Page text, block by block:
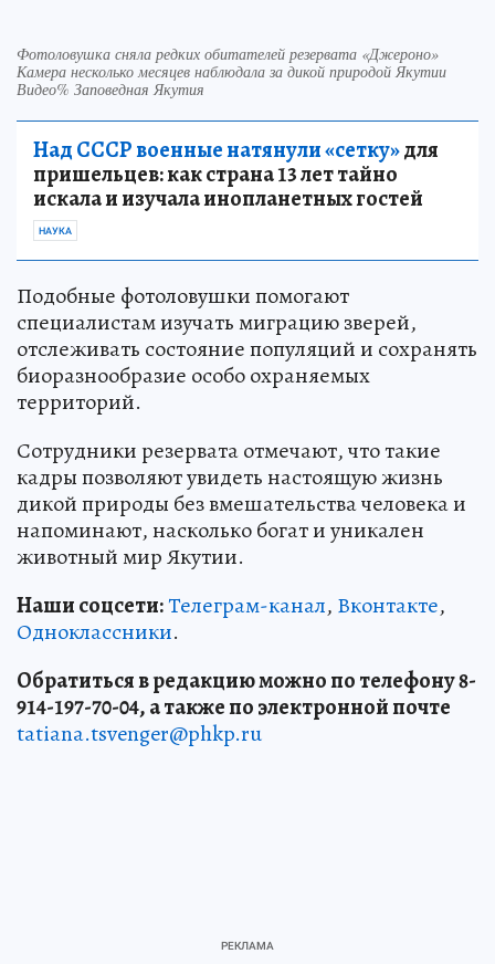
Фотоловушка сняла редких обитателей резервата «Джероно»
Камера несколько месяцев наблюдала за дикой природой Якутии
Видео% Заповедная Якутия
Над СССР военные натянули «сетку»для
пришельцев: как страна 13 лет тайно
искала и изучала инопланетных гостей
НАУКА
Подобные фотоловушки помогают
специалистам изучать миграцию зверей,
отслеживать состояние популяций и сохранять
биоразнообразие особо охраняемых
территорий.
Сотрудники резервата отмечают, что такие
кадры позволяют увидеть настоящую жизнь
дикой природы без вмешательства человека и
напоминают, насколько богат и уникален
животный мир Якутии.
Наши соцсети:Телеграм-канал, Вконтакте,
Одноклассники.
Обратиться в редакцию можно по телефону 8-
914-197-70-04, а также по электронной почте
tatiana.tsvenger@phkp.ru